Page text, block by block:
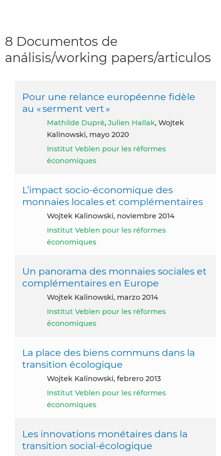
8 Documentos de
análisis/working papers/articulos
Pour une relance européenne fidèle
au « serment vert »
Mathilde Dupré, Julien Hallak, Wojtek
Kalinowski, mayo 2020
Institut Veblen pour les réformes
économiques
L’impact socio-économique des
monnaies locales et complémentaires
Wojtek Kalinowski, noviembre 2014
Institut Veblen pour les réformes
économiques
Un panorama des monnaies sociales et
complémentaires en Europe
Wojtek Kalinowski, marzo 2014
Institut Veblen pour les réformes
économiques
La place des biens communs dans la
transition écologique
Wojtek Kalinowski, febrero 2013
Institut Veblen pour les réformes
économiques
Les innovations monétaires dans la
transition social-écologique